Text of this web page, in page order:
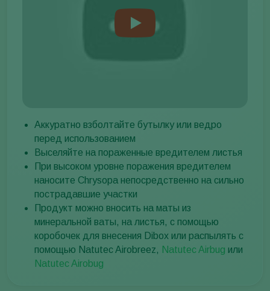
Аккуратно взболтайте бутылку или ведро
перед использованием
Выселяйте на пораженные вредителем листья
При высоком уровне поражения вредителем
наносите Chrysopa непосредственно на сильно
пострадавшие участки
Продукт можно вносить на маты из
минеральной ваты, на листья, с помощью
коробочек для внесения Dibox или распылять с
помощью Natutec Airobreez, Natutec Airbug или
Natutec Airobug